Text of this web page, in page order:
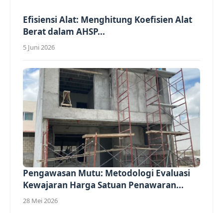
Efisiensi Alat: Menghitung Koefisien Alat
Berat dalam AHSP...
5 Juni 2026
Pengawasan Mutu: Metodologi Evaluasi
Kewajaran Harga Satuan Penawaran...
28 Mei 2026